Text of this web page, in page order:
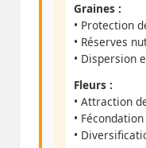
Graines :
• Protection
• Réserves
• Dispersion
Fleurs :
• Attraction
•
•